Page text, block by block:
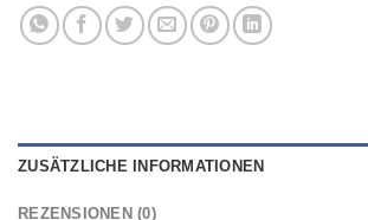
ZUSÄTZLICHE INFORMATIONEN
REZENSIONEN (0)